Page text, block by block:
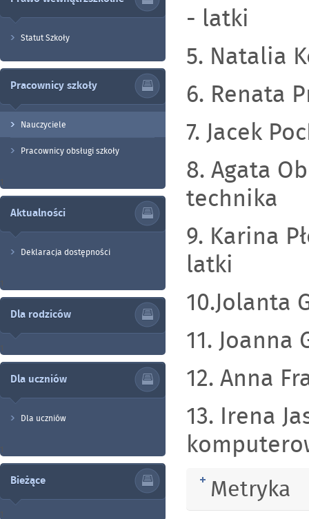
Statut Szkoły
Pracownicy szkoły
Nauczyciele
Pracownicy obsługi szkoły
Aktualności
Deklaracja dostępności
Dla rodziców
Dla uczniów
Dla uczniów
Bieżące
- latki
5. Natalia
6. Renata
7. Jacek
8. Agata
technika
9. Karina
latki
10.Jolanta
11.
12. Anna
13. Irena
RozwińMetryka